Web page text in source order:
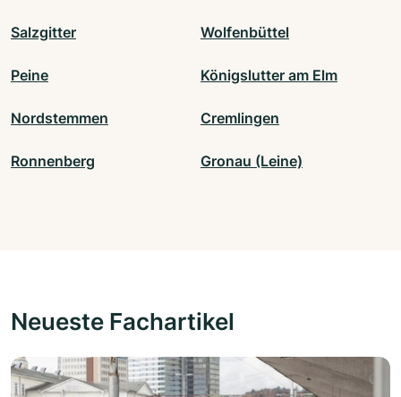
Salzgitter Wolfenbüttel
Peine Königslutter am Elm
Nordstemmen Cremlingen
Ronnenberg Gronau (Leine)
Neueste Fachartikel